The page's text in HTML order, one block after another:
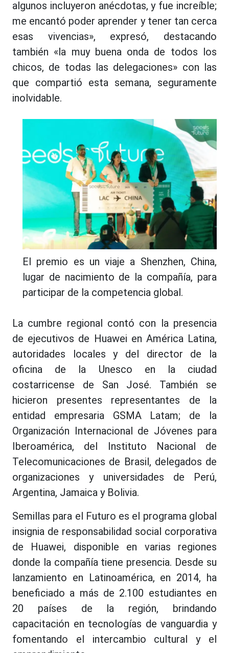
algunos incluyeron anécdotas, y fue increíble;
me encantó poder aprender y tener tan cerca
esas vivencias», expresó, destacando
también «la muy buena onda de todos los
chicos, de todas las delegaciones» con las
que compartió esta semana, seguramente
inolvidable.
El premio es un viaje a Shenzhen, China,
lugar de nacimiento de la compañía, para
participar de la competencia global.
La cumbre regional contó con la presencia
de ejecutivos de Huawei en América Latina,
autoridades locales y del director de la
oficina de la Unesco en la ciudad
costarricense de San José. También se
hicieron presentes representantes de la
entidad empresaria GSMA Latam; de la
Organización Internacional de Jóvenes para
Iberoamérica, del Instituto Nacional de
Telecomunicaciones de Brasil, delegados de
organizaciones y universidades de Perú,
Argentina, Jamaica y Bolivia.
Semillas para el Futuro es el programa global
insignia de responsabilidad social corporativa
de Huawei, disponible en varias regiones
donde la compañía tiene presencia. Desde su
lanzamiento en Latinoamérica, en 2014, ha
beneficiado a más de 2.100 estudiantes en
20 países de la región, brindando
capacitación en tecnologías de vanguardia y
fomentando el intercambio cultural y el